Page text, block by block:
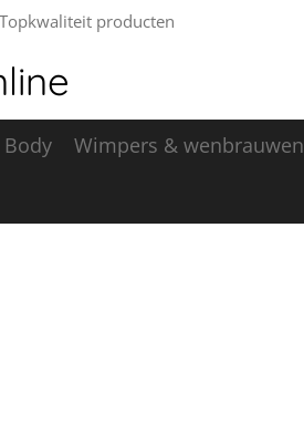
Topkwaliteit producten
Wimpers & wenbrauwen